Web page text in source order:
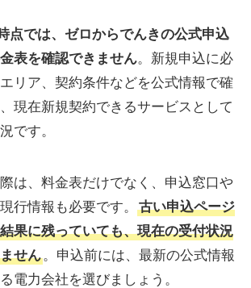
点では、ゼロからでんきの公式申込
表を確認できません。新規申込に必
リア、契約条件などを公式情報で確
現在新規契約できるサービスとして
です。
は、料金表だけでなく、申込窓口や
行情報も必要です。
古い申込ページ
果に残っていても、現在の受付状況
せん。申込前には、最新の公式情報
電力会社を選びましょう。